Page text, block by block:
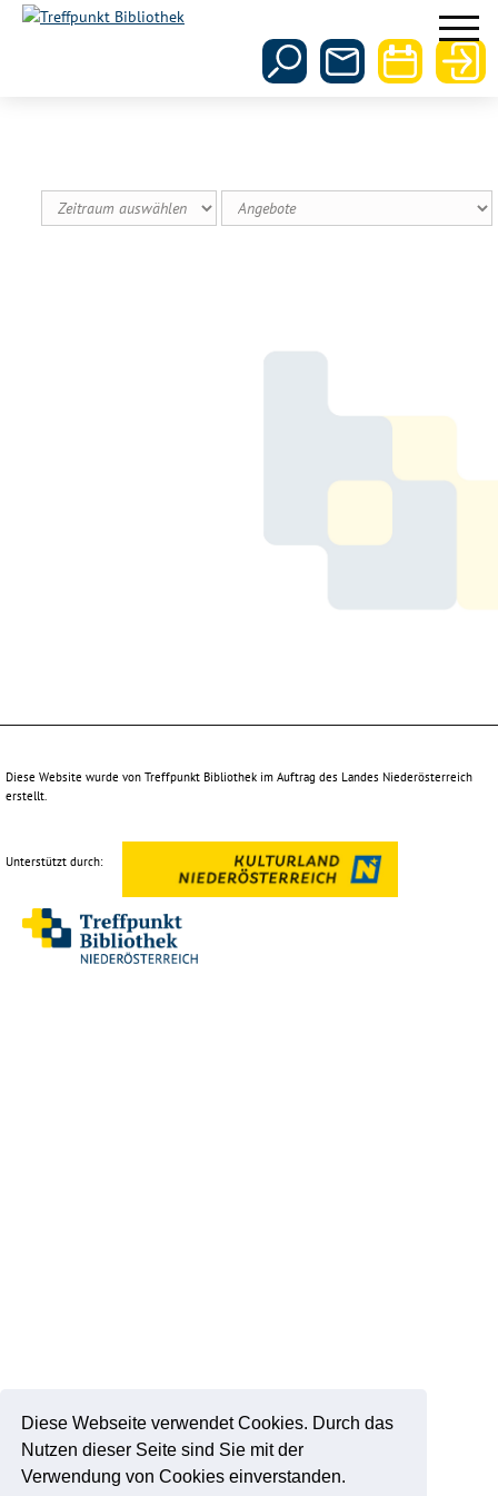
Diese Webseite verwendet Cookies. Durch das
Nutzen dieser Seite sind Sie mit der
Verwendung von Cookies einverstanden.
Diese Website wurde von Treffpunkt Bibliothek im Auftrag des Landes Niederösterreich
erstellt.
Unterstützt durch: